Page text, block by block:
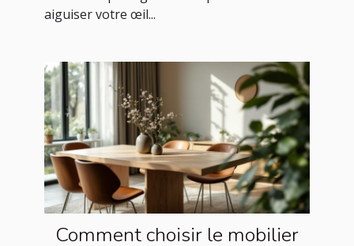
aiguiser votre œil...
Comment choisir le mobilier